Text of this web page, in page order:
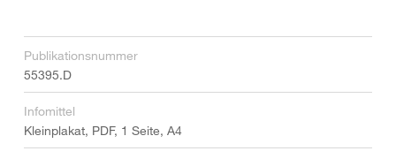
Publikationsnummer
55395.D
Infomittel
Kleinplakat, PDF, 1 Seite, A4